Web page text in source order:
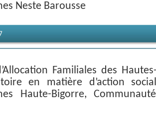
Neste Barousse
Familiales des
en matière d’action
Haute-Bigorre,